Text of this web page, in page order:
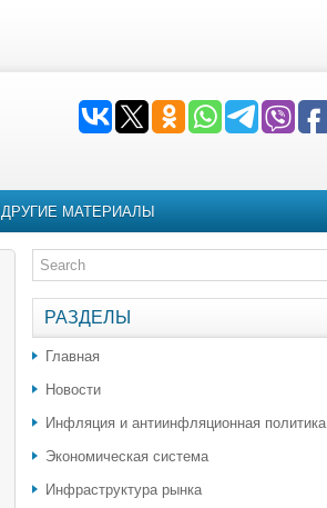
ДРУГИЕ МАТЕРИАЛЫ
РАЗДЕЛЫ
Главная
Новости
Инфляция и антиинфляционная политика
Экономическая система
Инфраструктура рынка